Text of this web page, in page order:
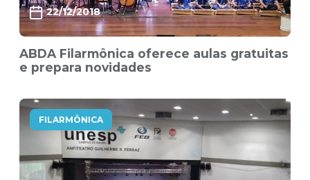
22/12/2018
ABDA Filarmônica oferece aulas gratuitas
e prepara novidades
FILARMÔNICA